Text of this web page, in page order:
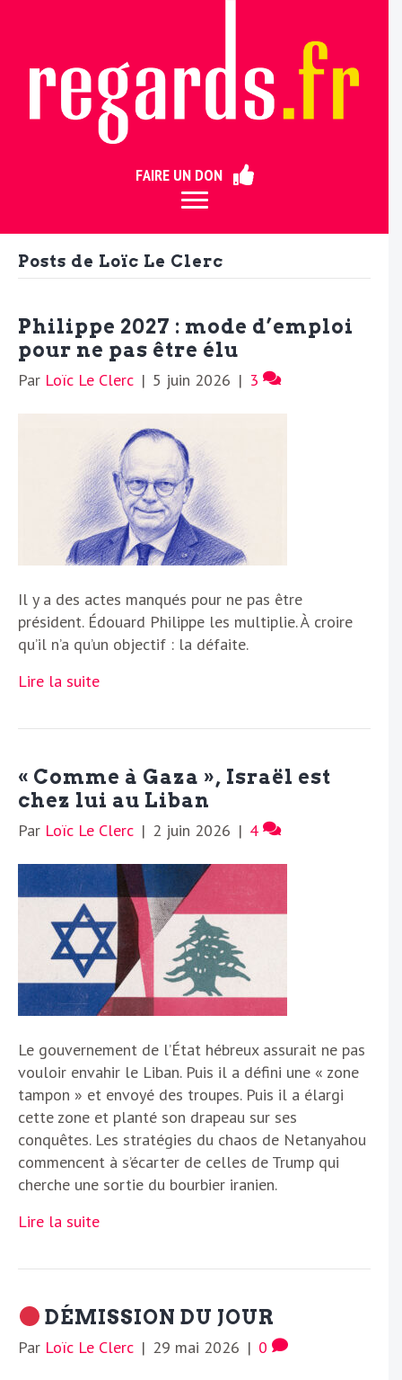
FAIRE UN DON
Posts de Loïc Le Clerc
Philippe 2027 : mode d’emploi
pour ne pas être élu
Par Loïc Le Clerc | 5 juin 2026 | 3
Il y a des actes manqués pour ne pas être
président. Édouard Philippe les multiplie. À croire
qu’il n’a qu’un objectif : la défaite.
Lire la suite
« Comme à Gaza », Israël est
chez lui au Liban
Par Loïc Le Clerc | 2 juin 2026 | 4
Le gouvernement de l’État hébreux assurait ne pas
vouloir envahir le Liban. Puis il a défini une « zone
tampon » et envoyé des troupes. Puis il a élargi
cette zone et planté son drapeau sur ses
conquêtes. Les stratégies du chaos de Netanyahou
commencent à s’écarter de celles de Trump qui
cherche une sortie du bourbier iranien.
Lire la suite
DÉMISSION DU JOUR
Par Loïc Le Clerc | 29 mai 2026 | 0